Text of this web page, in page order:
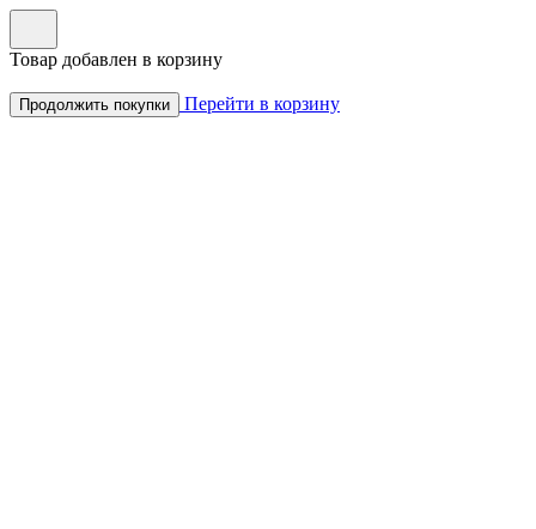
Товар добавлен в корзину
Продолжить покупки Перейти в корзину